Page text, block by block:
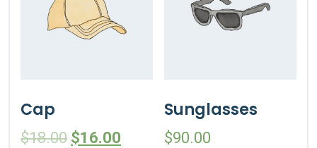
Cap
$18.00 $16.00
Sunglasses
$90.00